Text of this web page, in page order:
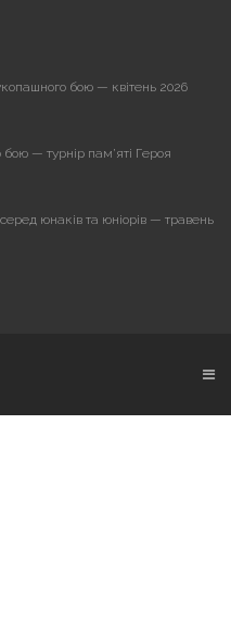
бою — квітень 2026
— турнір пам’яті Героя
юнаків та юніорів — травень